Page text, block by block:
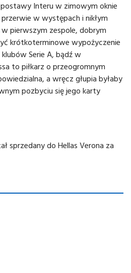
Interu w zimowym oknie
w występach i nikłym
pierwszym zespole, dobrym
krótkoterminowe wypożyczenie
Serie A, bądź w
to piłkarz o przeogromnym
a wręcz głupia byłaby
pozbyciu się jego karty
sprzedany do Hellas Verona za